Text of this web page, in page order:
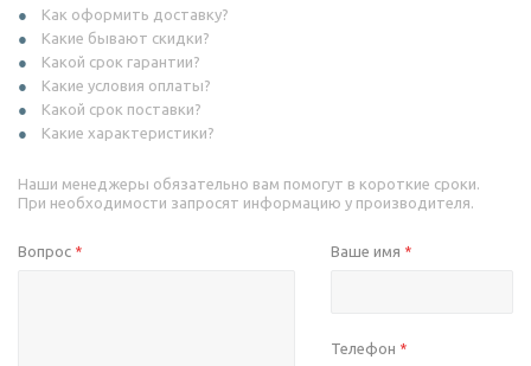
Как оформить доставку?
Какие бывают скидки?
Какой срок гарантии?
Какие условия оплаты?
Какой срок поставки?
Какие характеристики?
Наши менеджеры обязательно вам помогут в короткие сроки.
При необходимости запросят информацию у производителя.
Вопрос * Ваше имя *
Телефон *